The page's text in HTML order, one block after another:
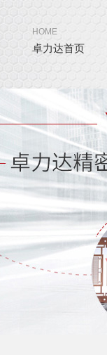
HOME
卓力达首页